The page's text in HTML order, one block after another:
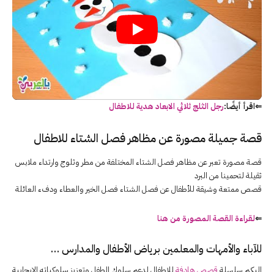
⇐اقرأ أيضًا:رجل الثلج ثلاثي الابعاد هدية للاطفال
قصة جميلة مصورة عن مظاهر فصل الشتاء للاطفال
قصة مصورة تعبر عن مظاهر فصل الشتاء المختلفة من مطر وثلوج وارتداء ملابس
ثقيلة لتحمينا من البرد
قصص ممتعة وشيقة للأطفال عن فصل الشتاء فصل الخير والعطاء ودفء العائلة
⇐لقراءة القصة المصورة من هنا
للآباء والأمهات والمعلمين برياض الأطفال والمدارس …